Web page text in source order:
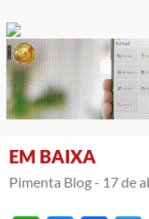
EM BAIXA
Pimenta Blog - 17 de